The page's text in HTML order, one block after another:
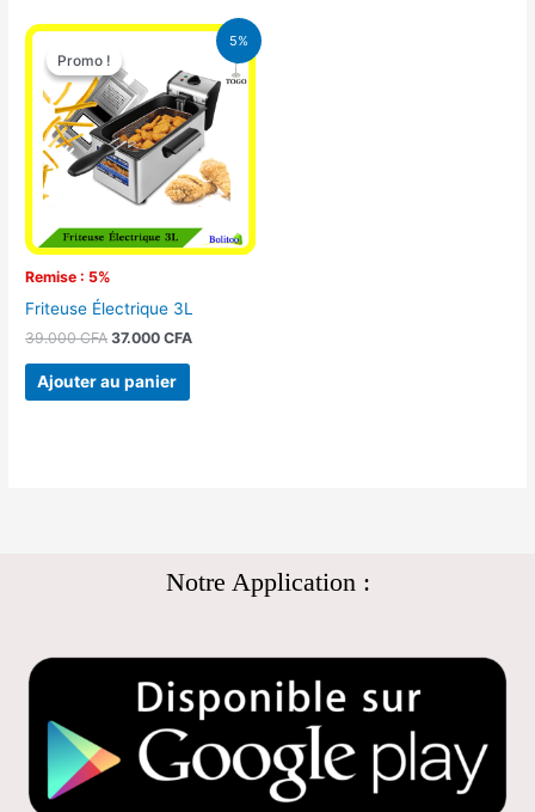
5%
Promo !
Remise : 5%
Promo !
Friteuse Électrique 3L
39.000CFA
Le
initial
était :
39.000 CFA.
37.000CFA
Le
prix
actuel
est :
37.000 CFA.
Ajouter au panier
Notre Application :